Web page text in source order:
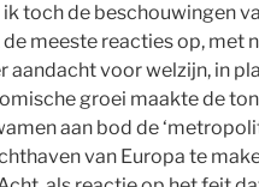
toch de beschouwingen
meeste reacties op, met
aandacht voor welzijn, in
groei maakte de
aan bod de
van Europa te